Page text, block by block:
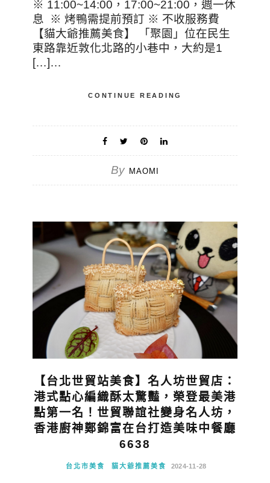
※ 11:00~14:00，17:00~21:00，週一休
息 ※ 烤鴨需提前預訂 ※ 不收服務費
【貓大爺推薦美食】 「聚園」位在民生
東路靠近敦化北路的小巷中，大約是1
[…]…
CONTINUE READING
By MAOMI
【台北世貿站美食】名人坊世貿店：
港式點心編織酥太驚豔，榮登最美港
點第一名！世貿聯誼社變身名人坊，
香港廚神鄭錦富在台打造美味中餐廳
6638
台北市美食 貓大爺推薦美食 2024-11-28